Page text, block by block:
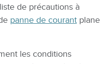
de précautions à
panne de courant plane
les conditions